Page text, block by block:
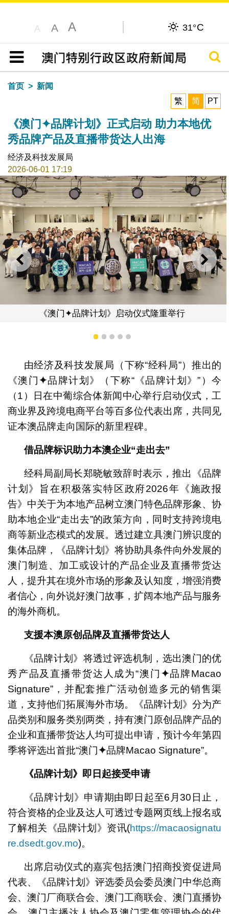
A A A 31°C
目录
搜寻
首页
新闻
繁
简 PT
《澳门✦品牌计划》正式启动 助力本地优
秀品牌产品及直播带货达人出海
经济及科技发展局
2026-06-01 17:19
上一则 下一
《澳门✦品牌计划》启动仪式隆重
1 2 3 4 5
由经济及科技发展局（下称“经科局”）推出的
《澳门✦品牌计划》（下称“《品牌计划》”）今
（1）日在中葡综合体新闻中心举行启动仪式，工
商业界及跨境电商平台等百多位代表出席，共同见
证本澳品牌走向国际的新里程碑。
借品牌标识助力本澳企业“走出去”
经科局副局长郑晓敏致辞时表示，推出《品牌
计划》旨在积极落实特区政府2026年《施政报
告》中关于为本地产品树立澳门特色品牌形象、协
助本地企业“走出去”的政策方向，同时支持跨境电
商等新业态模式的发展。透过建立具澳门辨识度的
集体品牌，《品牌计划》将协助具条件向外发展的
澳门制造、加工或设计的产品企业及直播带货达
人，提升其在境外市场的形象及认知度，增强消费
者信心，向外说好澳门故事，扩阔本地产品与服务
的海外商机。
支援本澳原创品牌及直播带货达人
《品牌计划》将透过评选机制，选出澳门的优
秀产品及直播带货达人成为“澳门 ✦品牌Macao
Signature”，并配套推广活动创造多元的销售渠
道，支持他们拓展海外市场。《品牌计划》分为产
品类别和服务类别两类，持有澳门原创品牌产品的
企业和直播带货达人均可提出申请，预计今年第四
季将评选出首批“澳门✦品牌Macao Signature”。
《品牌计划》即日起接受申请
《品牌计划》申请期由即日起至6月30日止，
符合资格的企业及达人可透过专题网页线上报名或
了解相关《品牌计划》资讯(https://macaosignatu
re.dsedt.gov.mo)。
出席启动仪式的嘉宾包括澳门招商投资促进局
代表、《品牌计划》评选委员会委员澳门中华总商
会、澳门厂商联合会、澳门工商联会、澳门直播协